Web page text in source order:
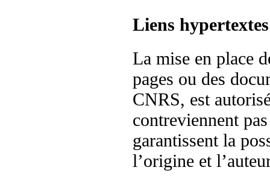
Liens hypertextes
La mise en place
pages ou des
CNRS, est
contreviennent
garantissent la
l’origine et